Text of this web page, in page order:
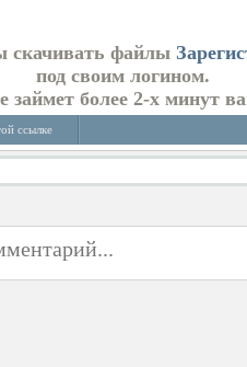
скачивать файлы
под своим логином.
займет более 2-х минут
ссылке